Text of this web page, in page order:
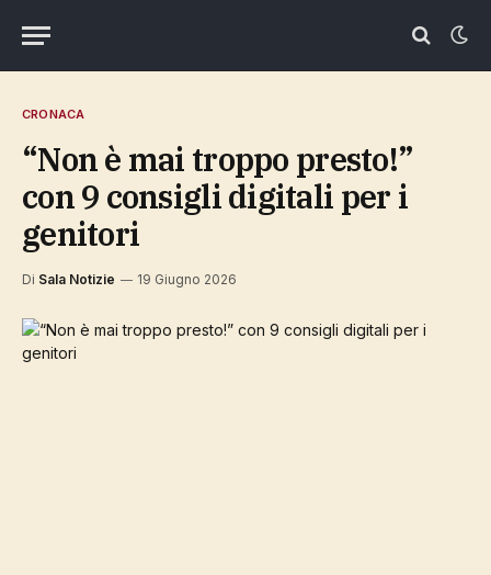
CRONACA
“Non è mai troppo presto!”
con 9 consigli digitali per i
genitori
Di Sala Notizie 19 Giugno 2026